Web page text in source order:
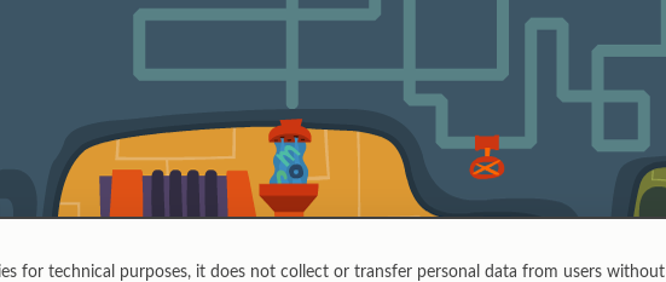
for technical purposes, it does not collect or transfer personal data from users without